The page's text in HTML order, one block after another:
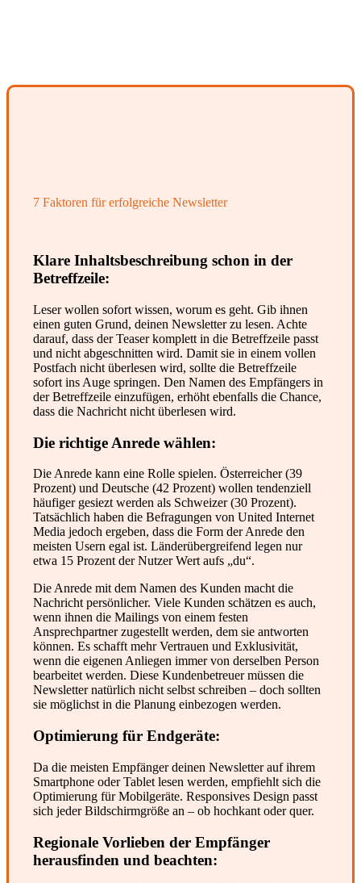
7 Faktoren für erfolgreiche Newsletter
Klare Inhaltsbeschreibung schon in der
Betreffzeile:
Leser wollen sofort wissen, worum es geht. Gib ihnen
einen guten Grund, deinen Newsletter zu lesen. Achte
darauf, dass der Teaser komplett in die Betreffzeile passt
und nicht abgeschnitten wird. Damit sie in einem vollen
Postfach nicht überlesen wird, sollte die Betreffzeile
sofort ins Auge springen. Den Namen des Empfängers in
der Betreffzeile einzufügen, erhöht ebenfalls die Chance,
dass die Nachricht nicht überlesen wird.
Die richtige Anrede wählen:
Die Anrede kann eine Rolle spielen. Österreicher (39
Prozent) und Deutsche (42 Prozent) wollen tendenziell
häufiger gesiezt werden als Schweizer (30 Prozent).
Tatsächlich haben die Befragungen von United Internet
Media jedoch ergeben, dass die Form der Anrede den
meisten Usern egal ist. Länderübergreifend legen nur
etwa 15 Prozent der Nutzer Wert aufs „du“.
Die Anrede mit dem Namen des Kunden macht die
Nachricht persönlicher. Viele Kunden schätzen es auch,
wenn ihnen die Mailings von einem festen
Ansprechpartner zugestellt werden, dem sie antworten
können. Es schafft mehr Vertrauen und Exklusivität,
wenn die eigenen Anliegen immer von derselben Person
bearbeitet werden. Diese Kundenbetreuer müssen die
Newsletter natürlich nicht selbst schreiben – doch sollten
sie möglichst in die Planung einbezogen werden.
Optimierung für Endgeräte:
Da die meisten Empfänger deinen Newsletter auf ihrem
Smartphone oder Tablet lesen werden, empfiehlt sich die
Optimierung für Mobilgeräte. Responsives Design passt
sich jeder Bildschirmgröße an – ob hochkant oder quer.
Regionale Vorlieben der Empfänger
herausfinden und beachten: